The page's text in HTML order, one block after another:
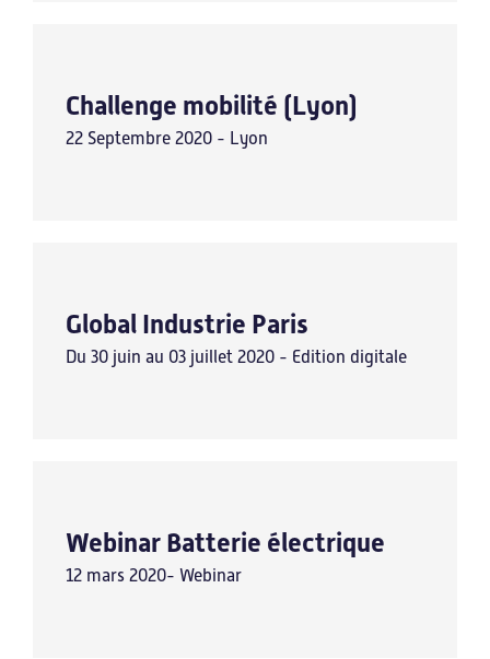
Challenge mobilité (Lyon)
22 Septembre 2020 - Lyon
Global Industrie Paris
Du 30 juin au 03 juillet 2020 - Edition digitale
Webinar Batterie électrique
12 mars 2020- Webinar